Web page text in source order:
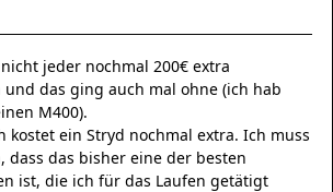
jeder nochmal 200€ extra
das ging auch mal ohne (ich hab
M400).
kostet ein Stryd nochmal extra. Ich muss
dass das bisher eine der besten
ist, die ich für das Laufen getätigt